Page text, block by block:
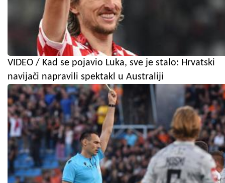
VIDEO / Kad se pojavio Luka, sve je stalo: Hrvatski
navijači napravili spektakl u Australiji